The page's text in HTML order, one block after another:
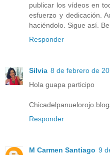
publicar los vídeos en
esfuerzo y dedicación.
haciéndolo. Sigue así.
Responder
Silvia 8 de febrero de
Hola guapa participo
Responder
M Carmen Santiago 9